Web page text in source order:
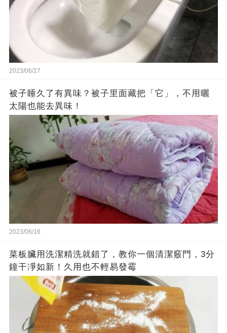
2023/06/27
被子睡久了有異味？被子里面藏把「它」，不用曬
太陽也能去異味！
2023/06/16
菜板臟用洗潔精洗就錯了，教你一個清潔竅門，3分
鐘干凈如新！久用也不輕易發霉